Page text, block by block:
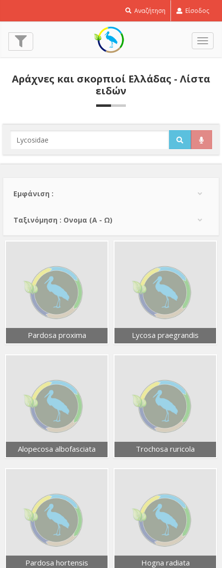
Αναζήτηση Είσοδος
Αράχνες και σκορπιοί Ελλάδας - Λίστα
ειδών
Εμφάνιση :
Тαξινόμηση : Ονομα (A - Ω)
Pardosa proxima Lycosa praegrandis
Alopecosa albofasciata Trochosa ruricola
Pardosa hortensis Hogna radiata